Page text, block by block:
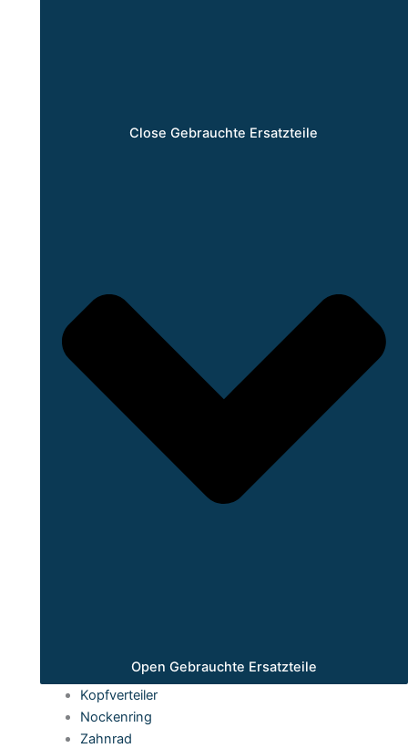
Close Gebrauchte Ersatzteile
Open Gebrauchte Ersatzteile
Kopfverteiler
Nockenring
Zahnrad